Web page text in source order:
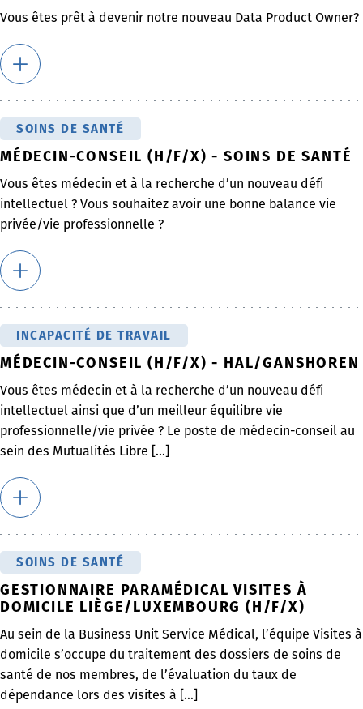
Vous êtes prêt à devenir notre nouveau Data Product Owner?
SOINS DE SANTÉ
MÉDECIN-CONSEIL (H/F/X) - SOINS DE SANTÉ
Vous êtes médecin et à la recherche d’un nouveau défi
intellectuel ? Vous souhaitez avoir une bonne balance vie
privée/vie professionnelle ?
INCAPACITÉ DE TRAVAIL
MÉDECIN-CONSEIL (H/F/X) - HAL/GANSHOREN
Vous êtes médecin et à la recherche d’un nouveau défi
intellectuel ainsi que d’un meilleur équilibre vie
professionnelle/vie privée ? Le poste de médecin-conseil au
sein des Mutualités Libre [...]
SOINS DE SANTÉ
GESTIONNAIRE PARAMÉDICAL VISITES À
DOMICILE LIÈGE/LUXEMBOURG (H/F/X)
Au sein de la Business Unit Service Médical, l’équipe Visites à
domicile s’occupe du traitement des dossiers de soins de
santé de nos membres, de l’évaluation du taux de
dépendance lors des visites à [...]